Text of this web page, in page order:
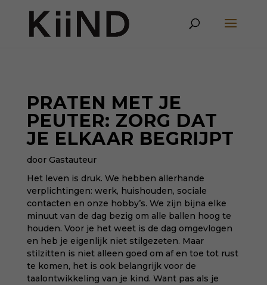
PRATEN MET JE
PEUTER: ZORG DAT
JE ELKAAR BEGRIJPT
door Gastauteur
Het leven is druk. We hebben allerhande
verplichtingen: werk, huishouden, sociale
contacten en onze hobby’s. We zijn bijna elke
minuut van de dag bezig om alle ballen hoog te
houden. Voor je het weet is de dag omgevlogen
en heb je eigenlijk niet stilgezeten. Maar
stilzitten is niet alleen goed om af en toe tot rust
te komen, het is ook belangrijk voor de
taalontwikkeling van je kind. Want pas als je